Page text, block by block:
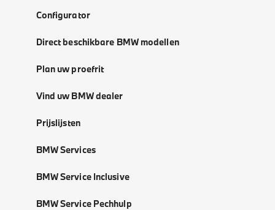
Configurator
Direct beschikbare BMW modellen
Plan uw proefrit
Vind uw BMW dealer
Prijslijsten
BMW Services
BMW Service Inclusive
BMW Service Pechhulp